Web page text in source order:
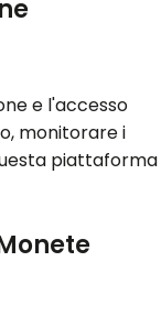
e l'accesso
monitorare i
piattaforma